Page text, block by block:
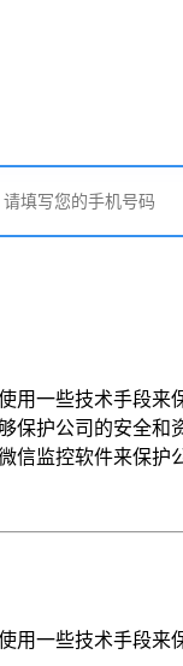
一些技术手段
护公司的安全
信监控软件来保护
一些技术手段来